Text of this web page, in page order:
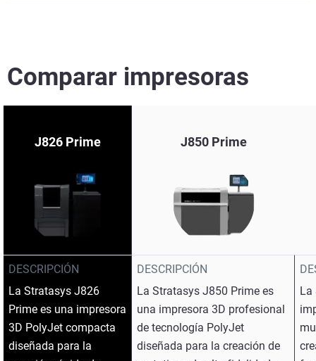
Vea más
Comparar impresoras
J826 Prime
DESCRIPCIÓN
La Stratasys J826
Prime es una impresora
3D PolyJet compacta
diseñada para la
J850 Prime
DESCRIPCIÓN
La Stratasys J850 Prime es
una impresora 3D profesional
de tecnología PolyJet
diseñada para la creación de
La